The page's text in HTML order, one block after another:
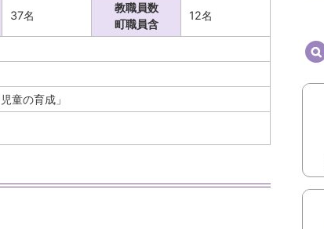
37名
教職員数
町職員含
12名
童の育成」